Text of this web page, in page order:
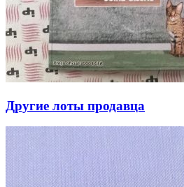
Другие лоты продавца